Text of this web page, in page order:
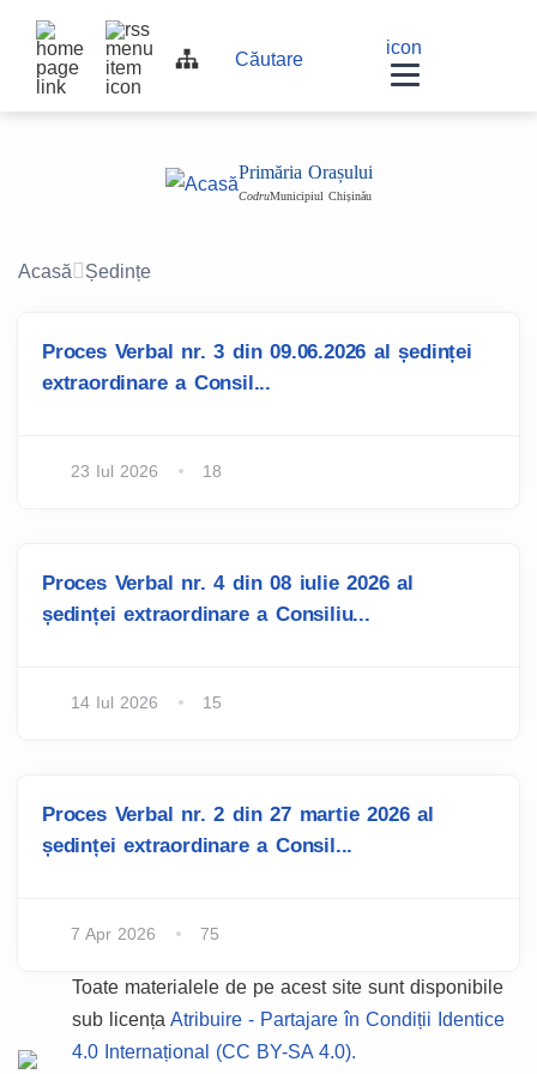
Top
bar
navigation
Navigation
other
Căutare
Navigation
other
icon
Primăria Orașului
CodruMunicipiul Chișinău
Acasă Ședințe
Proces Verbal nr. 3 din 09.06.2026 al ședinței
extraordinare a Consil...
23 Iul 2026 18
Proces Verbal nr. 4 din 08 iulie 2026 al
ședinței extraordinare a Consiliu...
14 Iul 2026 15
Proces Verbal nr. 2 din 27 martie 2026 al
ședinței extraordinare a Consil...
7 Apr 2026 75
Toate materialele de pe acest site sunt disponibile
sub licența Atribuire - Partajare în Condiții Identice
4.0 Internațional (CC BY-SA 4.0).